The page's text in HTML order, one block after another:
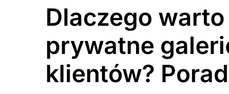
Dlaczego
prywatne
klientów?